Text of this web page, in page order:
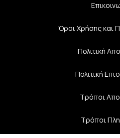
Όροι Χρήσης και
Πολιτική
Πολιτική
Τρόποι
Τρόποι